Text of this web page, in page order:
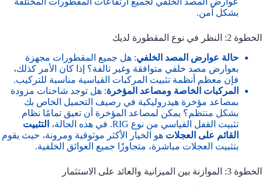
بشكل آمن.
الخطوة 2: النظر في نوع المقطورة لديك
حالة عوارض المصد الخلفي: هل جميع المقطورات مجهزة
بعوارض مصد خلفي متوافقة وغير تالفة؟ إذا كان الأمر كذلك،
فإن معظم أنظمة تثبيت المركبات القياسية مناسبة للتركيب.
المركبات الخاصة ومصاعد المؤخرة: هل توجد شاحنات مزودة
بمصاعد مؤخرة هيدروليكية في رصيف التحميل الخاص بك
بشكل منتظم؟ يمكن لمصاعد المؤخرة أن تعيق تمامًا نظام
تثبيت القفل القياسي من نوع RIG. في هذه الحالة،
التثبيت
القائم على العجلات هو الخيار الأكثر موثوقية ومرونة، حيث يقوم
بتثبيت العجلات مباشرة، متجاوزًا جميع العوائق الخلفية.
الخطوة 3: الموازنة بين الميزانية والعائد على الاستثمار